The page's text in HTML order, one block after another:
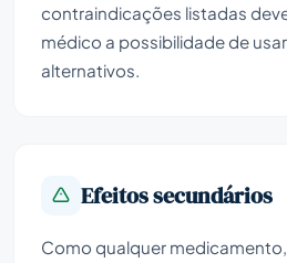
contraindicações listadas
médico a possibilidade de
alternativos.
Efeitos secundários
Como qualquer